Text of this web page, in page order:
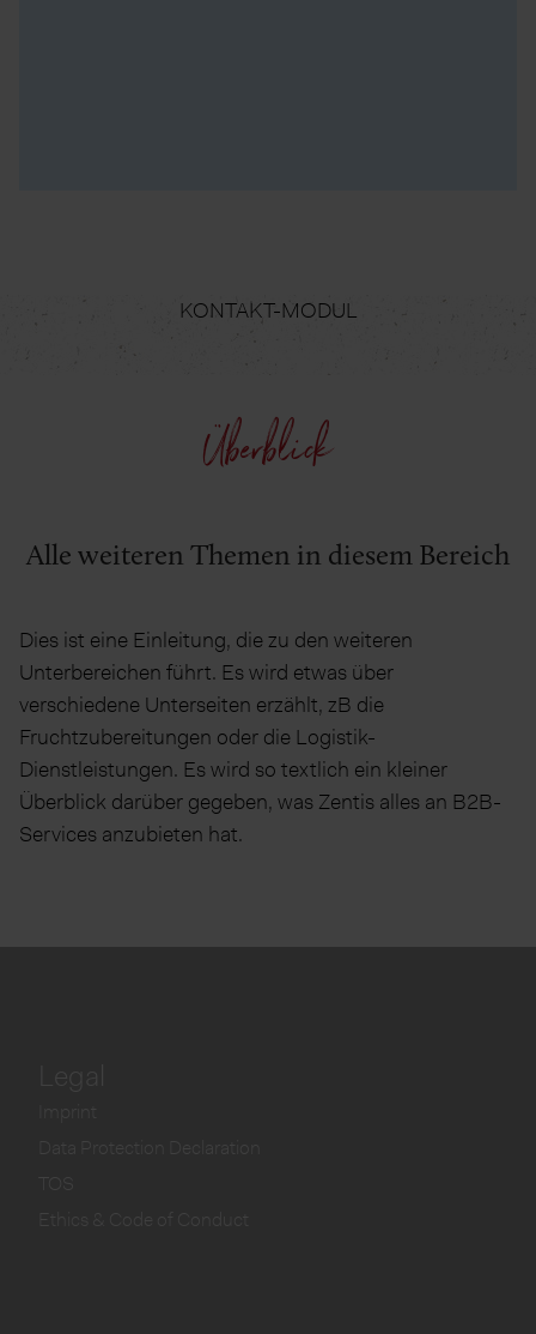
KONTAKT-MODUL
Überblick
Alle weiteren Themen in diesem Bereich
Dies ist eine Einleitung, die zu den weiteren
Unterbereichen führt. Es wird etwas über
verschiedene Unterseiten erzählt, zB die
Fruchtzubereitungen oder die Logistik-
Dienstleistungen. Es wird so textlich ein kleiner
Überblick darüber gegeben, was Zentis alles an B2B-
Services anzubieten hat.